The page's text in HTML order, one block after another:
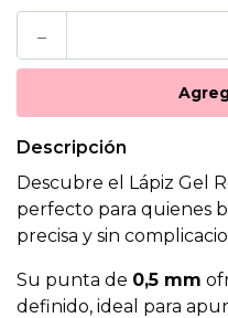
-
Descripción
Descubre el Lápiz Gel
perfecto para quienes
precisa y sin
Su punta de 0,5 mm
definido, ideal para